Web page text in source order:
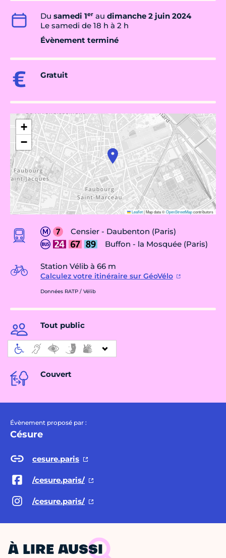
Du samedi 1er au dimanche 2 juin 2024
Le samedi de 18 h à 2 h
Évènement terminé
Gratuit
+
−
Leaflet|Map data ©OpenStreetMapcontributors
Censier - Daubenton (Paris)
Buffon - la Mosquée (Paris)
Station Vélib à 66 m
Calculez votre itinéraire sur GéoVélo
Données RATP / Vélib
Tout public
Couvert
Évènement proposé par :
Césure
cesure.paris
/cesure.paris/
/cesure.paris/
À LIRE AUSSI